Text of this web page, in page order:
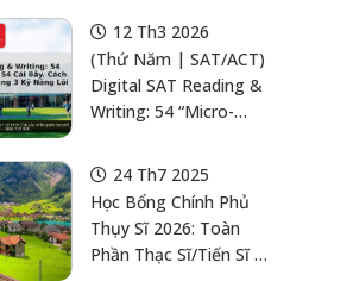
12 Th3 2026
(Thứ Năm | SAT/ACT)
Digital SAT Reading &
Writing: 54 “Micro-
Bẫy. Cách Học Sinh
Việt Nam Tăng Điểm
Nhanh Bằng 3 Kỹ
Năng Lõi
(Connotation/Transitions/
24 Th7 2025
Học Bổng Chính Phủ
Thụy Sĩ 2026: Toàn
Phần Thạc Sĩ/Tiến Sĩ +